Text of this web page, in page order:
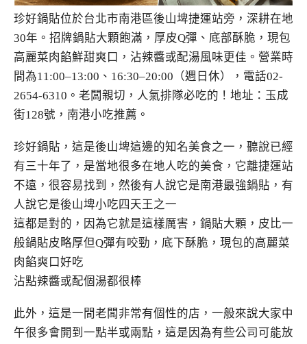
珍好鍋貼位於台北市南港區後山埤捷運站旁，深耕在地
30年。招牌鍋貼大顆飽滿，厚皮Q彈、底部酥脆，現包
高麗菜肉餡鮮甜爽口，沾辣醬或配湯風味更佳。營業時
間為11:00–13:00、16:30–20:00（週日休），電話02-
2654-6310。老闆親切，人氣排隊必吃的！地址：玉成
街128號，南港小吃推薦。
珍好鍋貼，這是後山埤這邊的知名美食之一，聽說已經
有三十年了，是當地很多在地人吃的美食，它離捷運站
不遠，很容易找到，然後有人說它是南港最強鍋貼，有
人說它是後山埤小吃四天王之一
這都是對的，因為它就是這樣厲害，鍋貼大顆，皮比一
般鍋貼皮略厚但Q彈有咬勁，底下酥脆，現包的高麗菜
肉餡爽口好吃
沾點辣醬或配個湯都很棒
此外，這是一間老闆非常有個性的店，一般來說大家中
午很多會開到一點半或兩點，這是因為有些公司可能放